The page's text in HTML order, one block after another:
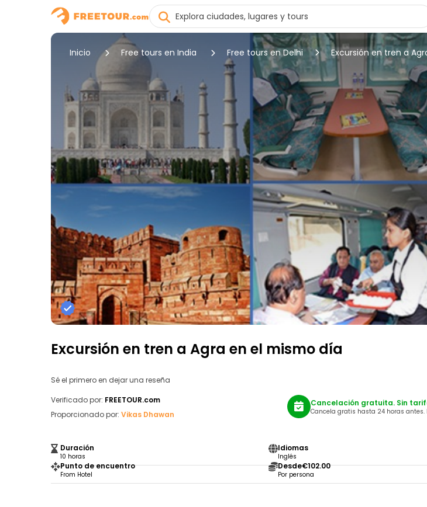
Inicio Free tours en India Free tours en Delhi Excursión en tren a
Excursión en tren a Agra en el mismo día
Sé el primero en dejar una reseña
Verificado por: FREETOUR.com
Proporcionado por: Vikas Dhawan
Duración
10 horas
Idiomas
Inglés
Punto de encuentro
From Hotel
Desde€102.00
Por persona
Cancelación gratuita. Sin
Cancela gratis hasta 24 horas antes.